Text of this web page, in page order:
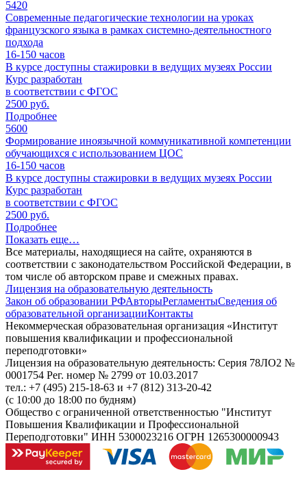
5420
Современные педагогические технологии на уроках
французского языка в рамках системно-деятельностного
подхода
16-150 часов
В курсе доступны стажировки в ведущих музеях России
Курс разработан
в соответствии с ФГОС
2500 руб.
Подробнее
5600
Формирование иноязычной коммуникативной компетенции
обучающихся с использованием ЦОС
16-150 часов
В курсе доступны стажировки в ведущих музеях России
Курс разработан
в соответствии с ФГОС
2500 руб.
Подробнее
Показать еще…
Все материалы, находящиеся на сайте, охраняются в
соответствии с законодательством Российской Федерации, в
том числе об авторском праве и смежных правах.
Лицензия на образовательную деятельность
Закон об образовании РФАвторыРегламентыСведения об
образовательной организацииКонтакты
Некоммерческая образовательная организация «Институт
повышения квалификации и профессиональной
переподготовки»
Лицензия на образовательную деятельность: Серия 78ЛО2 №
0001754 Рег. номер № 2799 от 10.03.2017
тел.: +7 (495) 215-18-63 и +7 (812) 313-20-42
(с 10:00 до 18:00 по будням)
Общество с ограниченной ответственностью "Институт
Повышения Квалификации и Профессиональной
Переподготовки" ИНН 5300023216 ОГРН 1265300000943